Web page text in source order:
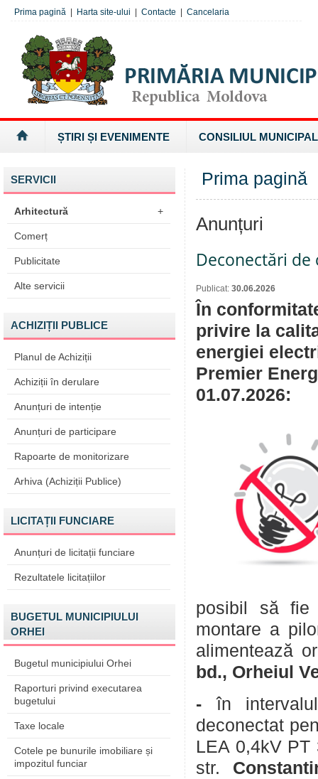
Prima pagină Harta site-ului Contacte Cancelaria
ȘTIRI ȘI EVENIMENTE CONSILIUL MUNICIPAL
SERVICII
Arhitectură +
Comerț
Publicitate
Alte servicii
ACHIZIȚII PUBLICE
Planul de Achiziții
Achiziții în derulare
Anunțuri de intenție
Anunțuri de participare
Rapoarte de monitorizare
Arhiva (Achiziții Publice)
LICITAȚII FUNCIARE
Anunțuri de licitații funciare
Rezultatele licitațiilor
BUGETUL MUNICIPIULUI
ORHEI
Bugetul municipiului Orhei
Raporturi privind executarea
bugetului
Taxe locale
Cotele pe bunurile imobiliare și
impozitul funciar
Prima pagină
Anunțuri
Deconectări
Publicat: 30.06.2026
În
privire la
energiei
Premier
01.07.2026:
posibil să fie
montare a
alimentează
bd., Orheiul
- în
deconectat
LEA 0,4kV PT
str.